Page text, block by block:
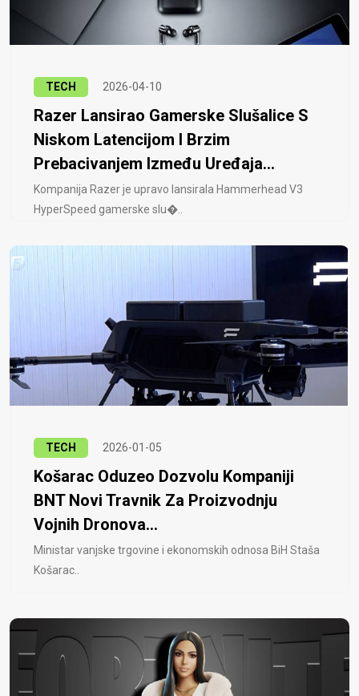
TECH 2026-04-10
Razer Lansirao Gamerske Slušalice S
Niskom Latencijom I Brzim
Prebacivanjem Između Uređaja...
Kompanija Razer je upravo lansirala Hammerhead V3
HyperSpeed ​​gamerske slu�..
TECH 2026-01-05
Košarac Oduzeo Dozvolu Kompaniji
BNT Novi Travnik Za Proizvodnju
Vojnih Dronova...
Ministar vanjske trgovine i ekonomskih odnosa BiH Staša
Košarac..